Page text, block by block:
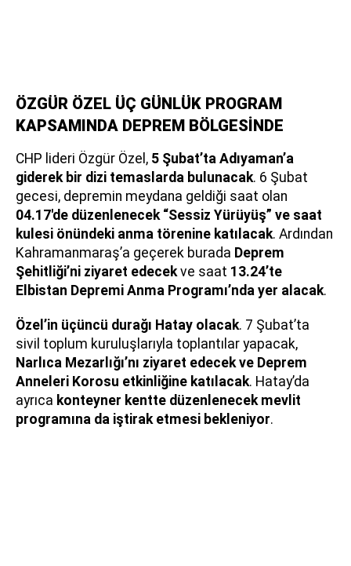
ÖZGÜR ÖZEL ÜÇ GÜNLÜK PROGRAM
KAPSAMINDA DEPREM BÖLGESİNDE
CHP lideri Özgür Özel, 5 Şubat’ta Adıyaman’a
giderek bir dizi temaslarda bulunacak. 6 Şubat
gecesi, depremin meydana geldiği saat olan
04.17'de düzenlenecek “Sessiz Yürüyüş” ve saat
kulesi önündeki anma törenine katılacak. Ardından
Kahramanmaraş’a geçerek burada Deprem
Şehitliği’ni ziyaret edecek ve saat 13.24’te
Elbistan Depremi Anma Programı’nda yer alacak.
Özel’in üçüncü durağı Hatay olacak. 7 Şubat’ta
sivil toplum kuruluşlarıyla toplantılar yapacak,
Narlıca Mezarlığı’nı ziyaret edecek ve Deprem
Anneleri Korosu etkinliğine katılacak. Hatay’da
ayrıca konteyner kentte düzenlenecek mevlit
programına da iştirak etmesi bekleniyor.